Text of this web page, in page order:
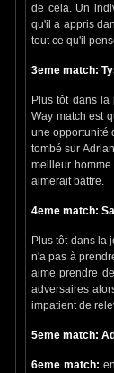
de cela. Un
qu'il a appris
tout ce qu'il
3eme match:
Plus tôt dans la
Way match est
une opportunité
tombé sur
meilleur homme
aimerait battre.
4eme match:
Plus tôt dans la
n'a pas à
aime prendre
adversaires
impatient de
5eme match:
6eme match: